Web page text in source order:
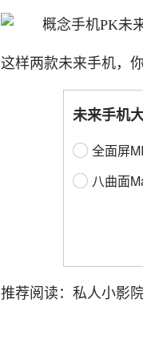
这样两款未来手机，
未来手机
全面屏
八曲面
推荐阅读： 私人小影